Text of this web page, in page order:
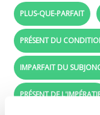
PLUS-QUE-PARFAIT
PRÉSENT DU
IMPARFAIT DU
PRÉSENT DE